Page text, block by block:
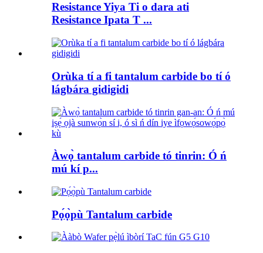
Resistance Yiya Ti o dara ati
Resistance Ipata T ...
Orùka tí a fi tantalum carbide bo tí ó
lágbára gidigidi
Àwọ̀ tantalum carbide tó tinrin: Ó ń
mú kí p...
Pọ́ọ̀pù Tantalum carbide